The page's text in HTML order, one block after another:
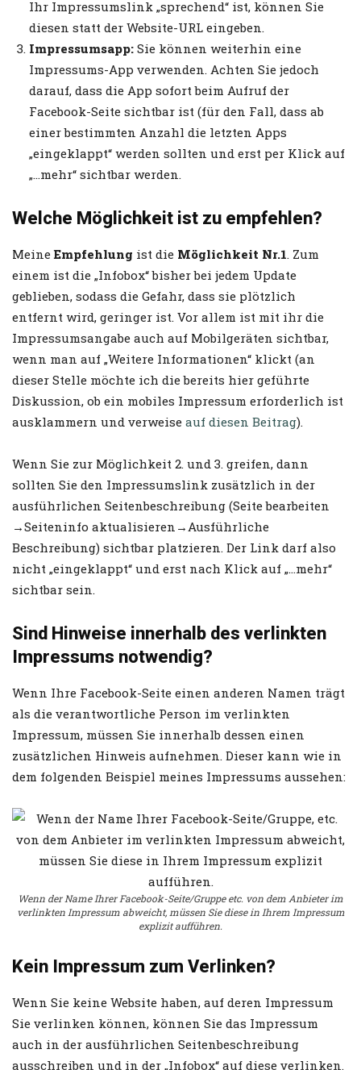
Ihr Impressumslink „sprechend“ ist, können Sie
diesen statt der Website-URL eingeben.
Impressumsapp: Sie können weiterhin eine
Impressums-App verwenden. Achten Sie jedoch
darauf, dass die App sofort beim Aufruf der
Facebook-Seite sichtbar ist (für den Fall, dass ab
einer bestimmten Anzahl die letzten Apps
„eingeklappt“ werden sollten und erst per Klick auf
„…mehr“ sichtbar werden.
Welche Möglichkeit ist zu empfehlen?
MeineEmpfehlung ist die Möglichkeit Nr.1. Zum
einem ist die „Infobox“ bisher bei jedem Update
geblieben, sodass die Gefahr, dass sie plötzlich
entfernt wird, geringer ist. Vor allem ist mit ihr die
Impressumsangabe auch auf Mobilgeräten sichtbar,
wenn man auf „Weitere Informationen“ klickt (an
dieser Stelle möchte ich die bereits hier geführte
Diskussion, ob ein mobiles Impressum erforderlich ist
ausklammern und verweise auf diesen Beitrag).
Wenn Sie zur Möglichkeit 2. und 3. greifen, dann
sollten Sie den Impressumslink zusätzlich in der
ausführlichen Seitenbeschreibung (Seite bearbeiten
→Seiteninfo aktualisieren→Ausführliche
Beschreibung) sichtbar platzieren. Der Link darf also
nicht „eingeklappt“ und erst nach Klick auf „…mehr“
sichtbar sein.
Sind Hinweise innerhalb des verlinkten
Impressums notwendig?
Wenn Ihre Facebook-Seite einen anderen Namen trägt
als die verantwortliche Person im verlinkten
Impressum, müssen Sie innerhalb dessen einen
zusätzlichen Hinweis aufnehmen. Dieser kann wie in
dem folgenden Beispiel meines Impressums aussehen:
Wenn der Name Ihrer Facebook-Seite/Gruppe etc. von dem Anbieter im
verlinkten Impressum abweicht, müssen Sie diese in Ihrem Impressum
explizit aufführen.
Kein Impressum zum Verlinken?
Wenn Sie keine Website haben, auf deren Impressum
Sie verlinken können, können Sie das Impressum
auch in der ausführlichen Seitenbeschreibung
ausschreiben und in der „Infobox“ auf diese verlinken.